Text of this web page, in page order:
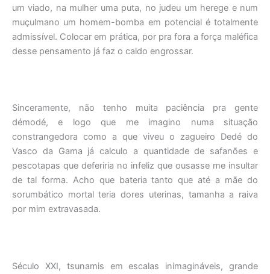
um viado, na mulher uma puta, no judeu um herege e num
muçulmano um homem-bomba em potencial é totalmente
admissível. Colocar em prática, por pra fora a força maléfica
desse pensamento já faz o caldo engrossar.
Sinceramente, não tenho muita paciência pra gente
démodé, e logo que me imagino numa situação
constrangedora como a que viveu o zagueiro Dedé do
Vasco da Gama já calculo a quantidade de safanões e
pescotapas que deferiria no infeliz que ousasse me insultar
de tal forma. Acho que bateria tanto que até a mãe do
sorumbático mortal teria dores uterinas, tamanha a raiva
por mim extravasada.
Século XXI, tsunamis em escalas inimagináveis, grande